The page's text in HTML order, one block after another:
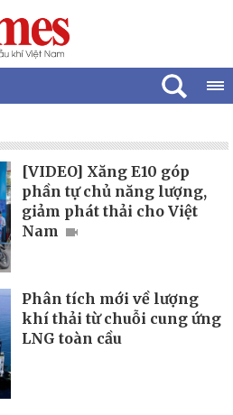
[VIDEO] Xăng E10 góp
phần tự chủ năng lượng,
giảm phát thải cho Việt
Nam
Phân tích mới về lượng
khí thải từ chuỗi cung ứng
LNG toàn cầu